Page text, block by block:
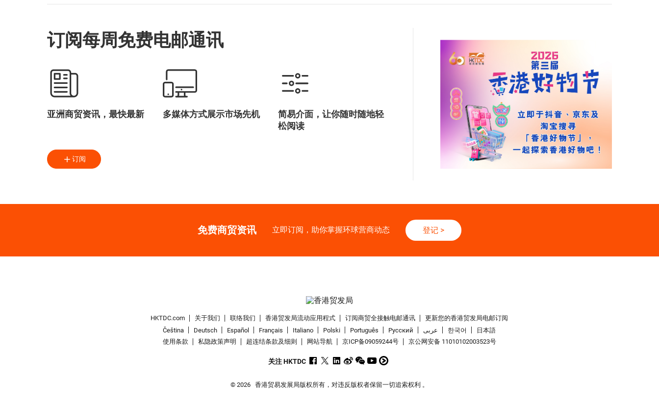
订阅每周免费电邮通讯
亚洲商贸资讯，最快最新 多媒体方式展示市场先机
简易介面，让你随时随地轻
松阅读
订阅
免费商贸资讯 立即订阅，助你掌握环球营商动态 登记>
HKTDC.com 关于我们 联络我们 香港贸发局流动应用程式 订阅商贸全接触电邮通讯
更新您的香港贸发局电邮订阅
Čeština
Deutsch Español Français Italiano Polski Português Pусский عربى 한국어
日本語
使用条款
私隐政策声明 超连结条款及细则 网站导航 京ICP备09059244号 京公网安备 11010102003523号
关注 HKTDC
© 2026 香港贸易发展局版权所有，对违反版权者保留一切追索权利 。